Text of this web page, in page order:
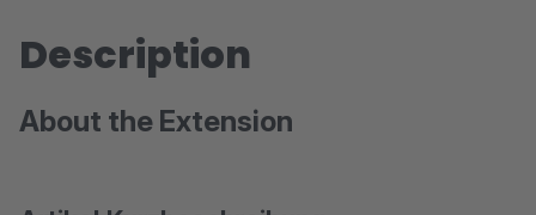
Description
About the Extension